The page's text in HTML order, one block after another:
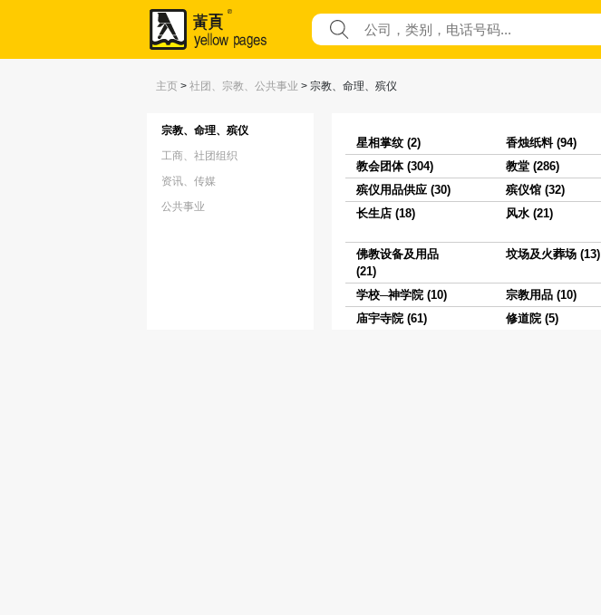
主页 > 社团、宗教、公共事业 > 宗教、命理、殡仪
宗教、命理、殡仪
工商、社团组织
资讯、传媒
公共事业
星相掌纹 (2) 香烛纸料 (94)
教会团体 (304)
教堂 (286)
殡仪用品供应 (30)
殡仪馆 (32)
长生店 (18)
风水 (21)
佛教设备及用品
(21)
坟场及火葬场 (13)
学校─神学院 (10) 宗教用品 (10)
庙宇寺院 (61)
修道院 (5)